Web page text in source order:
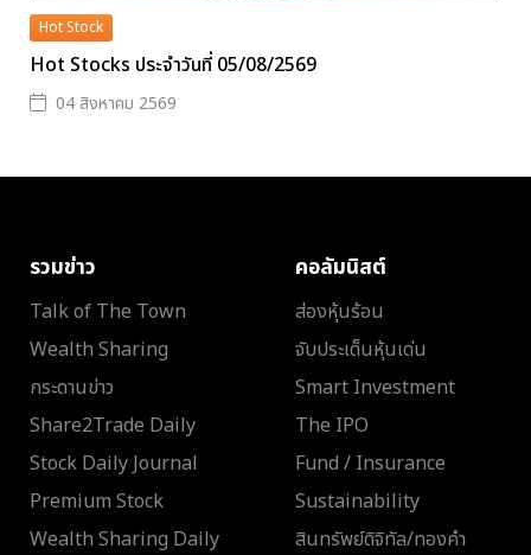
Hot Stock
Hot Stocks ประจำวันที่ 05/08/2569
04 สิงหาคม 2569
รวมข่าว
Talk of The Town
Wealth Sharing
กระดานข่าว
Share2Trade Daily
Stock Daily Journal
Premium Stock
Wealth Sharing Daily
คอลัมนิสต์
ส่องหุ้นร้อน
จับประเด็นหุ้นเด่น
Smart Investment
The IPO
Fund / Insurance
Sustainability
สินทรัพย์ดิจิทัล/ทองคำ